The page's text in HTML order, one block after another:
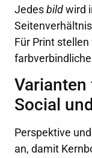
Jedesbildwird
Für Print
Varianten
Social
Perspektive
an, damit